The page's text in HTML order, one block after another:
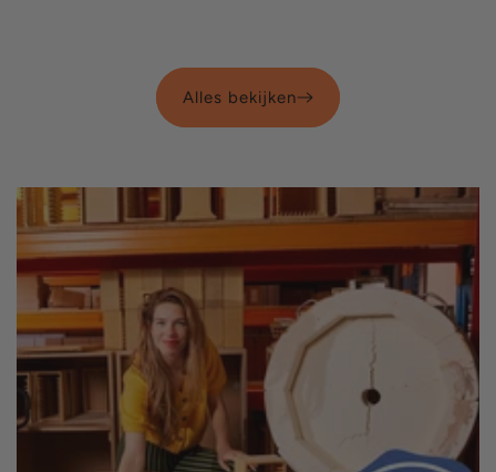
Alles bekijken